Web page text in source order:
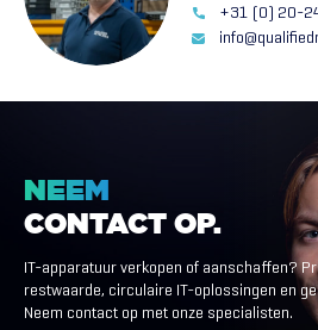
+31 (0) 20-
NEEM
CONTACT OP.
IT-apparatuur verkopen of aanschaffen?
restwaarde, circulaire IT-oplossingen en
Neem contact op met onze specialisten.